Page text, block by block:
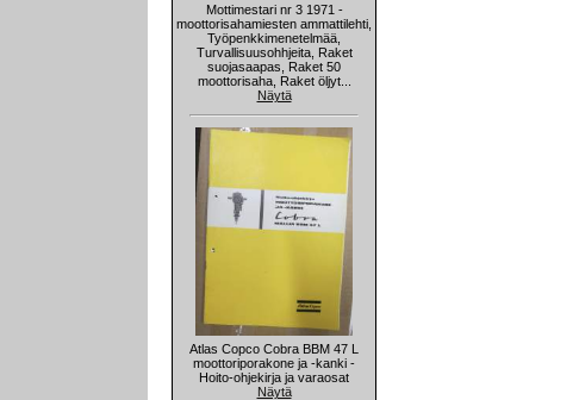
Mottimestari nr 3 1971 -
moottorisahamiesten ammattilehti,
Työpenkkimenetelmää,
Turvallisuusohhjeita, Raket
suojasaapas, Raket 50
moottorisaha, Raket öljyt...
Näytä
Atlas Copco Cobra BBM 47 L
moottoriporakone ja -kanki -
Hoito-ohjekirja ja varaosat
Näytä